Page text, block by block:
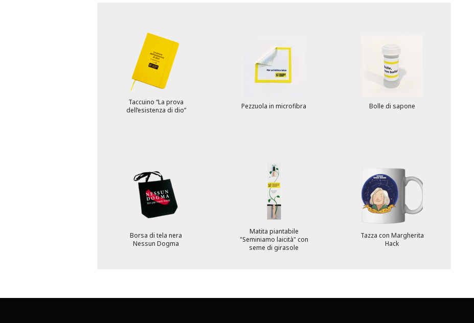
Taccuino “La prova
dell’esistenza di dio”
Pezzuola in microfibra Bolle di sapone
Borsa di tela nera
Nessun Dogma
Matita piantabile
"Seminiamo laicità" con
seme di girasole
Tazza con Margherita
Hack